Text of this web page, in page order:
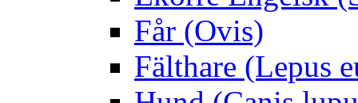
Får (Ovis)
Fälthare (Lepus